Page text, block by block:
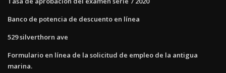
Banco de potencia de descuento en línea
529 silverthorn ave
Formulario en línea de la solicitud de empleo de la antigua
marina.